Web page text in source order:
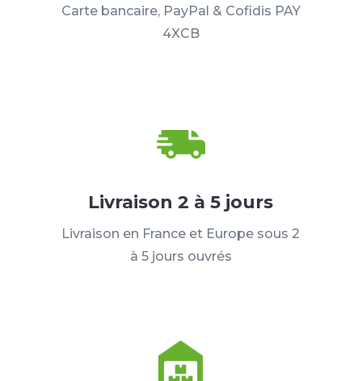
Carte bancaire, PayPal & Cofidis PAY
4XCB
Livraison 2 à 5 jours
Livraison en France et Europe sous 2
à 5 jours ouvrés